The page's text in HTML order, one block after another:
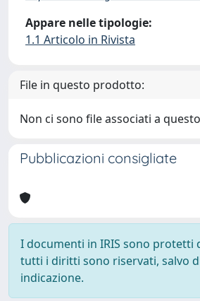
Appare nelle tipologie:
1.1 Articolo in Rivista
File in questo prodotto:
Non ci sono file associati a
Pubblicazioni consigliate
I documenti in IRIS sono protetti
tutti i diritti sono riservati, salvo
indicazione.